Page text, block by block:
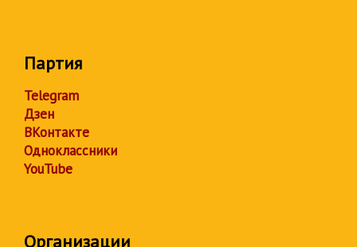
Партия
Telegram
Дзен
ВКонтакте
Одноклассники
YouTube
Организации